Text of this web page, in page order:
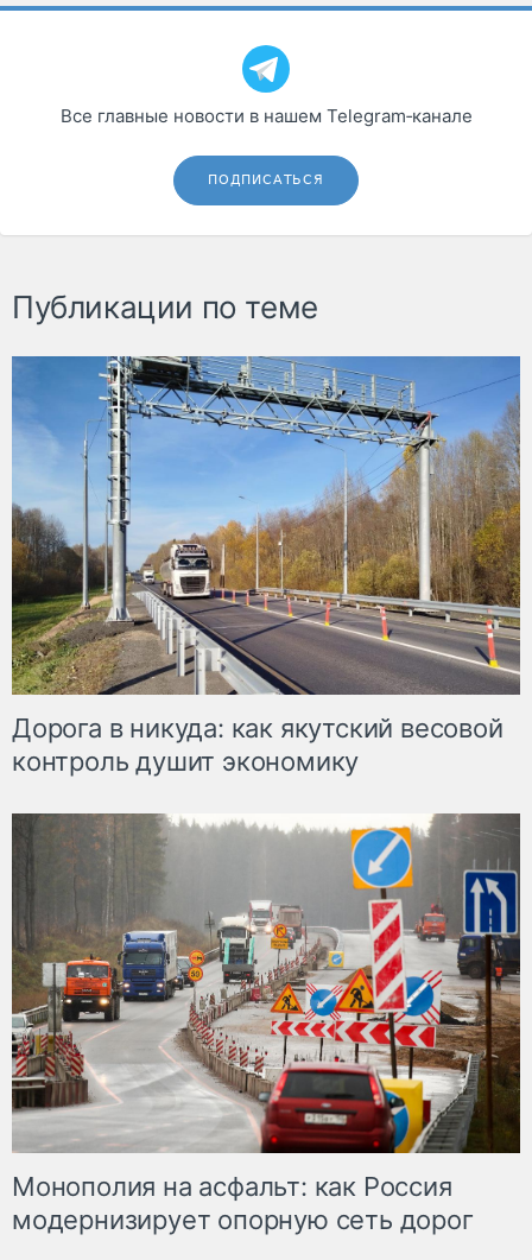
Все главные новости в нашем Telegram‑канале
ПОДПИСАТЬСЯ
Публикации по теме
Дорога в никуда: как якутский весовой
контроль душит экономику
Монополия на асфальт: как Россия
модернизирует опорную сеть дорог